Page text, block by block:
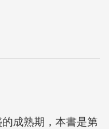
成熟期，本書是第